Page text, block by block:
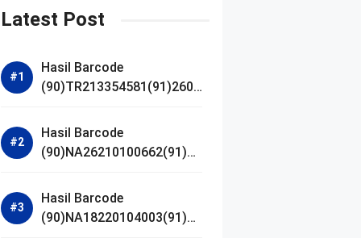
Latest Post
Hasil Barcode
(90)TR213354581(91)2607
Hasil Barcode
(90)NA26210100662(91)24
Hasil Barcode
(90)NA18220104003(91)25